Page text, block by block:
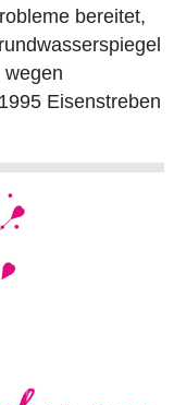
bereitet,
wegen
Eisenstreben